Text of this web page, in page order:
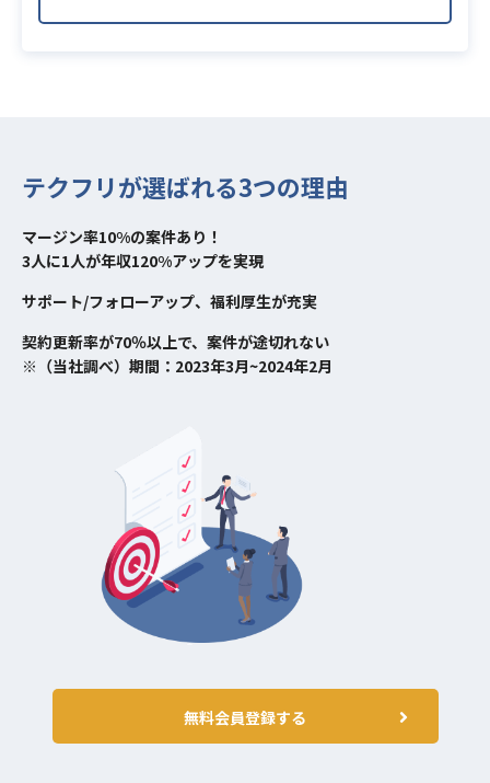
テクフリが選ばれる3つの理由
マージン率10%の案件あり！
3人に1人が年収120%アップを実現
サポート/フォローアップ、福利厚生が充実
契約更新率が70％以上で、案件が途切れない
※（当社調べ）期間：2023年3月~2024年2月
無料会員登録する